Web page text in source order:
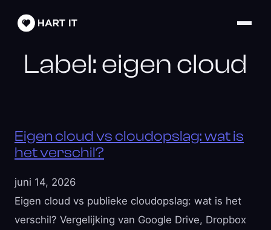
Label:eigen cloud
Eigen cloud vs cloudopslag: wat is
het verschil?
juni 14, 2026
Eigen cloud vs publieke cloudopslag: wat is het
verschil? Vergelijking van Google Drive, Dropbox